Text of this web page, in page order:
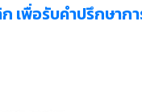
เพื่อรับคำปรึกษาก